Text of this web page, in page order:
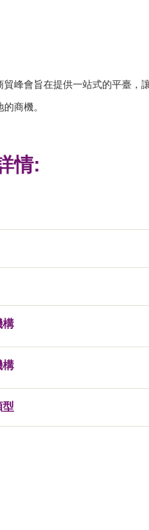
貿峰會旨在提供一站式的平臺，
商機。
情:
構
構
型